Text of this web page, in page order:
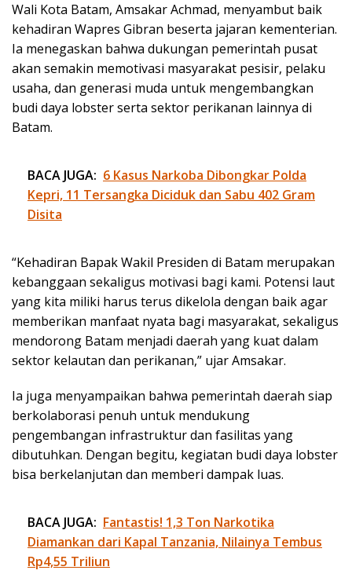
Wali Kota Batam, Amsakar Achmad, menyambut baik
kehadiran Wapres Gibran beserta jajaran kementerian.
Ia menegaskan bahwa dukungan pemerintah pusat
akan semakin memotivasi masyarakat pesisir, pelaku
usaha, dan generasi muda untuk mengembangkan
budi daya lobster serta sektor perikanan lainnya di
Batam.
BACA JUGA: 6 Kasus Narkoba Dibongkar Polda
Kepri, 11 Tersangka Diciduk dan Sabu 402 Gram
Disita
“Kehadiran Bapak Wakil Presiden di Batam merupakan
kebanggaan sekaligus motivasi bagi kami. Potensi laut
yang kita miliki harus terus dikelola dengan baik agar
memberikan manfaat nyata bagi masyarakat, sekaligus
mendorong Batam menjadi daerah yang kuat dalam
sektor kelautan dan perikanan,” ujar Amsakar.
Ia juga menyampaikan bahwa pemerintah daerah siap
berkolaborasi penuh untuk mendukung
pengembangan infrastruktur dan fasilitas yang
dibutuhkan. Dengan begitu, kegiatan budi daya lobster
bisa berkelanjutan dan memberi dampak luas.
BACA JUGA: Fantastis! 1,3 Ton Narkotika
Diamankan dari Kapal Tanzania, Nilainya Tembus
Rp4,55 Triliun